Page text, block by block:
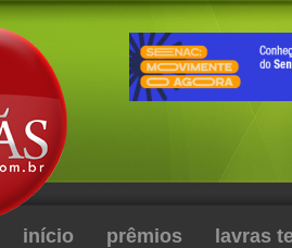
início prêmios lavras